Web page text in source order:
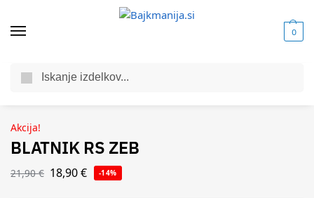
0
/ Trgovina / Dodatna oprema za kolo
Akcija!
BLATNIK RS ZEB
21,90€ 18,90€ -14%